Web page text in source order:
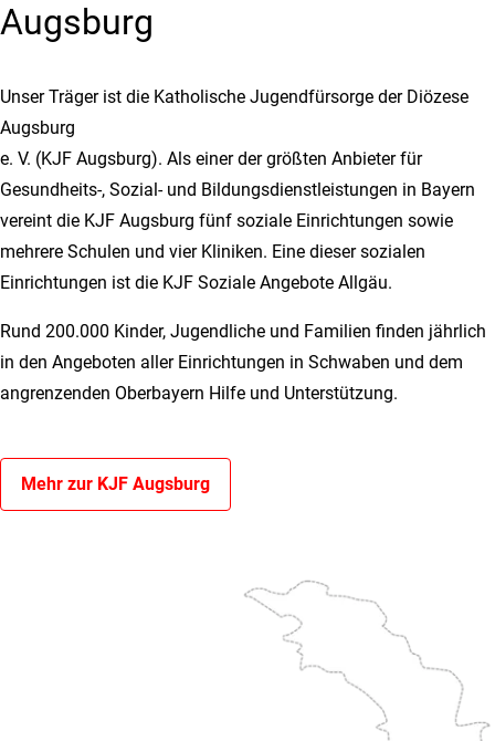
Augsburg
Unser Träger ist die Katholische Jugendfürsorge der Diözese
Augsburg
e. V. (KJF Augsburg). Als einer der größten Anbieter für
Gesundheits-, Sozial- und Bildungsdienstleistungen in Bayern
vereint die KJF Augsburg fünf soziale Einrichtungen sowie
mehrere Schulen und vier Kliniken. Eine dieser sozialen
Einrichtungen ist die KJF Soziale Angebote Allgäu.
Rund 200.000 Kinder, Jugendliche und Familien finden jährlich
in den Angeboten aller Einrichtungen in Schwaben und dem
angrenzenden Oberbayern Hilfe und Unterstützung.
Mehr zur KJF Augsburg